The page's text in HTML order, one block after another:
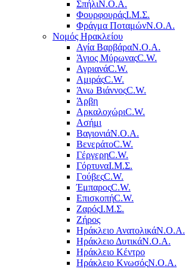
ΣπήλιΝ.Ο.Α.
ΦουρφουράςΙ.Μ.Σ.
Φράγμα ΠοταμώνΝ.Ο.Α.
Νομός Ηρακλείου
Αγία ΒαρβάραΝ.Ο.Α.
Άγιος ΜύρωναςC.W.
ΑγριανάC.W.
ΑμιράςC.W.
Άνω ΒιάννοςC.W.
Άρβη
ΑρκαλοχώριC.W.
Ασήμι
ΒαγιονιάΝ.Ο.Α.
ΒενεράτοC.W.
ΓέργερηC.W.
ΓόρτυναΙ.Μ.Σ.
ΓούβεςC.W.
ΈμπαροςC.W.
ΕπισκοπήC.W.
ΖαρόςΙ.Μ.Σ.
Ζήρος
Ηράκλειο ΑνατολικάΝ.Ο.Α.
Ηράκλειο ΔυτικάΝ.Ο.Α.
Ηράκλειο Κέντρο
Ηράκλειο ΚνωσόςΝ.Ο.Α.